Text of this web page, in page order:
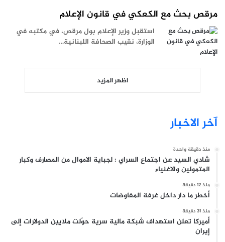
مرقص بحث مع الكعكي في قانون الإعلام
استقبل وزير الإعلام بول مرقص، في مكتبه في
الوزارة، نقيب الصحافة اللبنانية…
اظهر المزيد
آخر الاخبار
منذ دقيقة واحدة
شادي السيد عن اجتماع السراي : لجباية الاموال من المصارف وكبار
المتمولين والاغنياء
منذ 12 دقيقة
أخطر ما دار داخل غرفة المفاوضات
منذ 31 دقيقة
أميركا تعلن استهداف شبكة مالية سرية حوّلت ملايين الدولارات إلى
إيران